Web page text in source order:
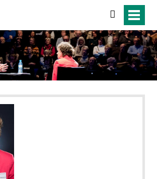
suchen